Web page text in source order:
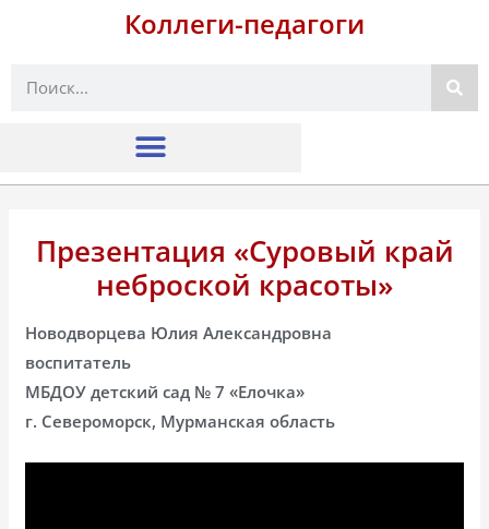
Коллеги-педагоги
Поиск
Презентация «Суровый край
неброской красоты»
Новодворцева Юлия Александровна
воспитатель
МБДОУ детский сад № 7 «Елочка»
г. Североморск, Мурманская область